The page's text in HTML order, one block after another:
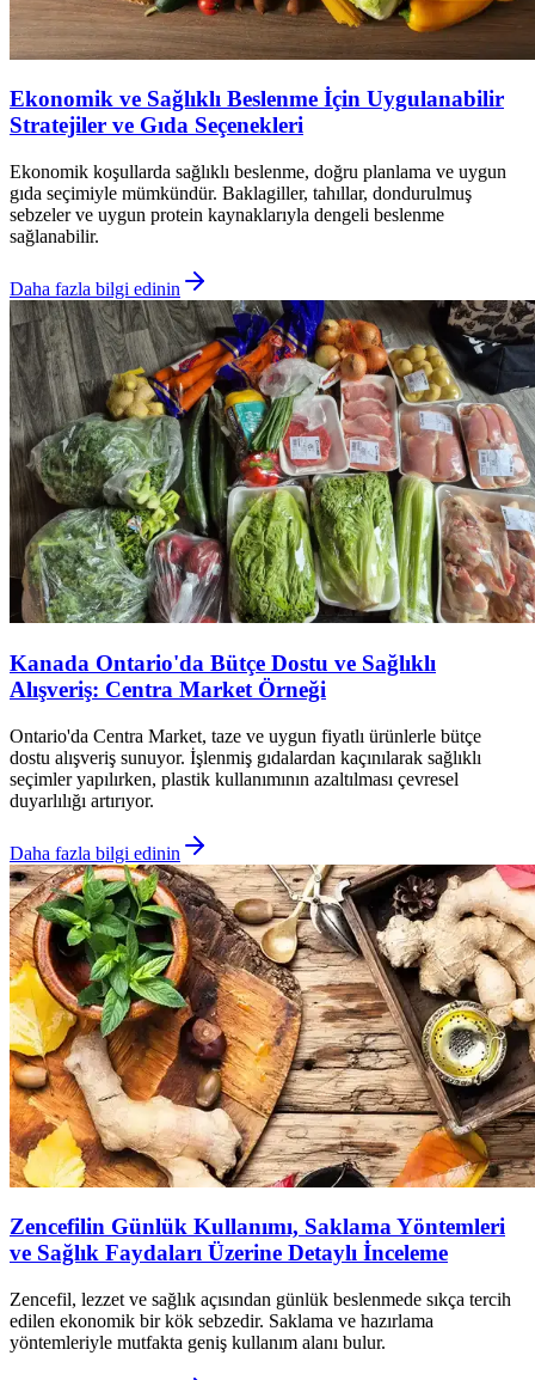
Ekonomik ve Sağlıklı Beslenme İçin Uygulanabilir
Stratejiler ve Gıda Seçenekleri
Ekonomik koşullarda sağlıklı beslenme, doğru planlama ve uygun
gıda seçimiyle mümkündür. Baklagiller, tahıllar, dondurulmuş
sebzeler ve uygun protein kaynaklarıyla dengeli beslenme
sağlanabilir.
Daha fazla bilgi edinin
Kanada Ontario'da Bütçe Dostu ve Sağlıklı
Alışveriş: Centra Market Örneği
Ontario'da Centra Market, taze ve uygun fiyatlı ürünlerle bütçe
dostu alışveriş sunuyor. İşlenmiş gıdalardan kaçınılarak sağlıklı
seçimler yapılırken, plastik kullanımının azaltılması çevresel
duyarlılığı artırıyor.
Daha fazla bilgi edinin
Zencefilin Günlük Kullanımı, Saklama Yöntemleri
ve Sağlık Faydaları Üzerine Detaylı İnceleme
Zencefil, lezzet ve sağlık açısından günlük beslenmede sıkça tercih
edilen ekonomik bir kök sebzedir. Saklama ve hazırlama
yöntemleriyle mutfakta geniş kullanım alanı bulur.